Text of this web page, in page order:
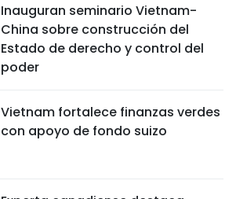
Inauguran seminario Vietnam-
China sobre construcción del
Estado de derecho y control del
poder
Vietnam fortalece finanzas verdes
con apoyo de fondo suizo